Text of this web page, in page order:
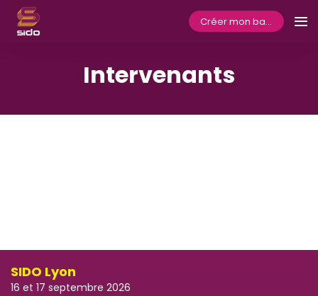
Créer mon badge
Intervenants
SIDO Lyon
16 et 17 septembre 2026